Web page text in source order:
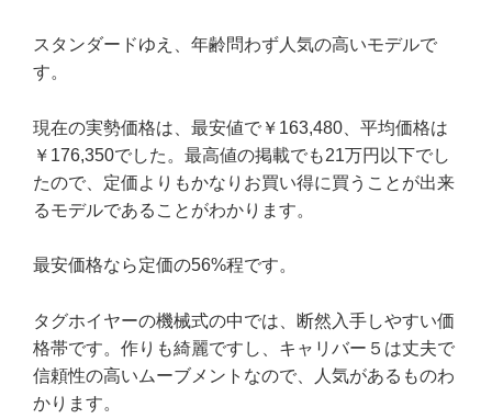
スタンダードゆえ、年齢問わず人気の高いモデルで
す。
現在の実勢価格は、最安値で￥163,480、平均価格は
￥176,350でした。最高値の掲載でも21万円以下でし
たので、定価よりもかなりお買い得に買うことが出来
るモデルであることがわかります。
最安価格なら定価の56%程です。
タグホイヤーの機械式の中では、断然入手しやすい価
格帯です。作りも綺麗ですし、キャリバー５は丈夫で
信頼性の高いムーブメントなので、人気があるものわ
かります。